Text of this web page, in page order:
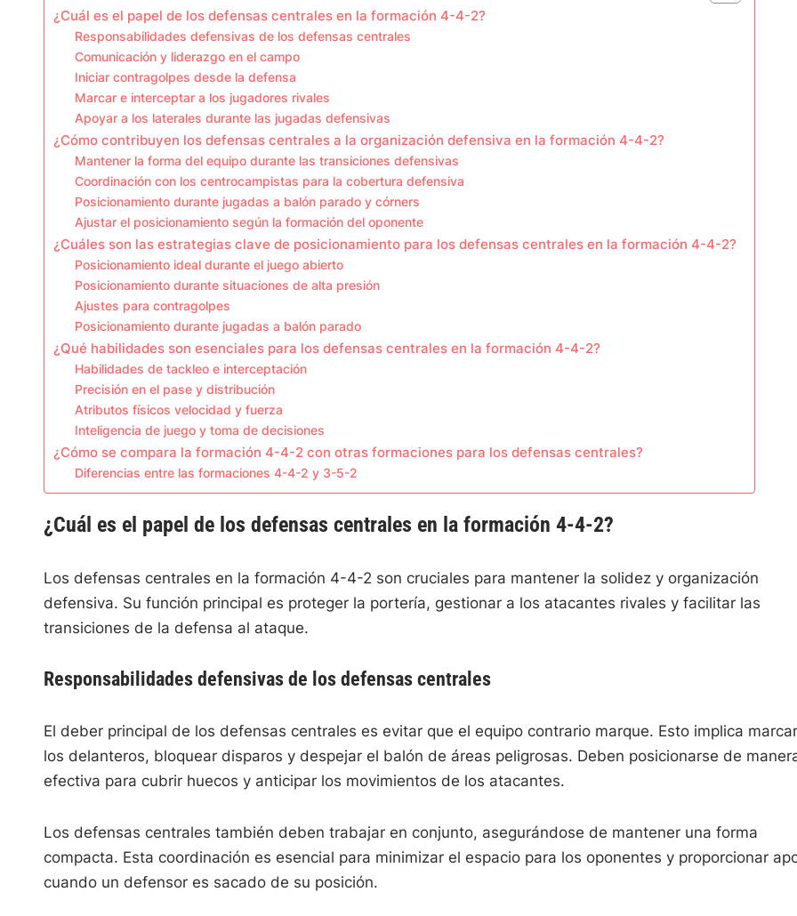
¿Cuál es el papel de los defensas centrales en la formación 4-4-2?
Responsabilidades defensivas de los defensas centrales
Comunicación y liderazgo en el campo
Iniciar contragolpes desde la defensa
Marcar e interceptar a los jugadores rivales
Apoyar a los laterales durante las jugadas defensivas
¿Cómo contribuyen los defensas centrales a la organización defensiva en la formación 4-4-2?
Mantener la forma del equipo durante las transiciones defensivas
Coordinación con los centrocampistas para la cobertura defensiva
Posicionamiento durante jugadas a balón parado y córners
Ajustar el posicionamiento según la formación del oponente
¿Cuáles son las estrategias clave de posicionamiento para los defensas centrales en la formación 4-4-2?
Posicionamiento ideal durante el juego abierto
Posicionamiento durante situaciones de alta presión
Ajustes para contragolpes
Posicionamiento durante jugadas a balón parado
¿Qué habilidades son esenciales para los defensas centrales en la formación 4-4-2?
Habilidades de tackleo e interceptación
Precisión en el pase y distribución
Atributos físicos velocidad y fuerza
Inteligencia de juego y toma de decisiones
¿Cómo se compara la formación 4-4-2 con otras formaciones para los defensas centrales?
Diferencias entre las formaciones 4-4-2 y 3-5-2
¿Cuál es el papel de los defensas centrales en la formación 4-4-2?
Los defensas centrales en la formación 4-4-2 son cruciales para mantener la solidez y organización
defensiva. Su función principal es proteger la portería, gestionar a los atacantes rivales y facilitar las
transiciones de la defensa al ataque.
Responsabilidades defensivas de los defensas centrales
El deber principal de los defensas centrales es evitar que el equipo contrario marque. Esto implica
los delanteros, bloquear disparos y despejar el balón de áreas peligrosas. Deben posicionarse de
efectiva para cubrir huecos y anticipar los movimientos de los atacantes.
Los defensas centrales también deben trabajar en conjunto, asegurándose de mantener una forma
compacta. Esta coordinación es esencial para minimizar el espacio para los oponentes y proporcionar
cuando un defensor es sacado de su posición.